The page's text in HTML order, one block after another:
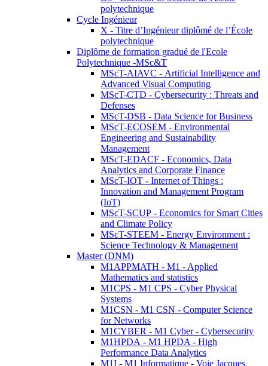
polytechnique
Cycle Ingénieur
X - Titre d’Ingénieur diplômé de l’École
polytechnique
Diplôme de formation gradué de l'Ecole
Polytechnique -MSc&T
MScT-AIAVC - Artificial Intelligence and
Advanced Visual Computing
MScT-CTD - Cybersecurity : Threats and
Defenses
MScT-DSB - Data Science for Business
MScT-ECOSEM - Environmental
Engineering and Sustainability
Management
MScT-EDACF - Economics, Data
Analytics and Corporate Finance
MScT-IOT - Internet of Things :
Innovation and Management Program
(IoT)
MScT-SCUP - Economics for Smart Cities
and Climate Policy
MScT-STEEM - Energy Environment :
Science Technology & Management
Master (DNM)
M1APPMATH - M1 - Applied
Mathematics and statistics
M1CPS - M1 CPS - Cyber Physical
Systems
M1CSN - M1 CSN - Computer Science
for Networks
M1CYBER - M1 Cyber - Cybersecurity
M1HPDA - M1 HPDA - High
Performance Data Analytics
M1I - M1 Informatique - Voie Jacques